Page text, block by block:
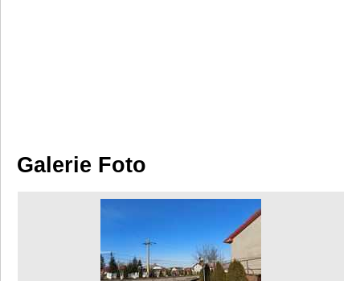
Galerie Foto